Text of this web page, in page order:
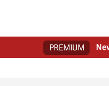
PREMIUM